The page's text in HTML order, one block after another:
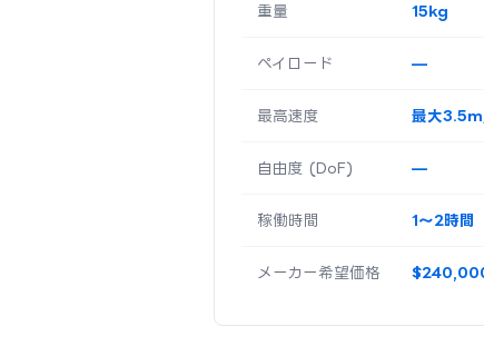
重量 15kg
ペイロード —
最高速度 最大
自由度 (DoF) —
稼働時間 1〜2時間
メーカー希望価格